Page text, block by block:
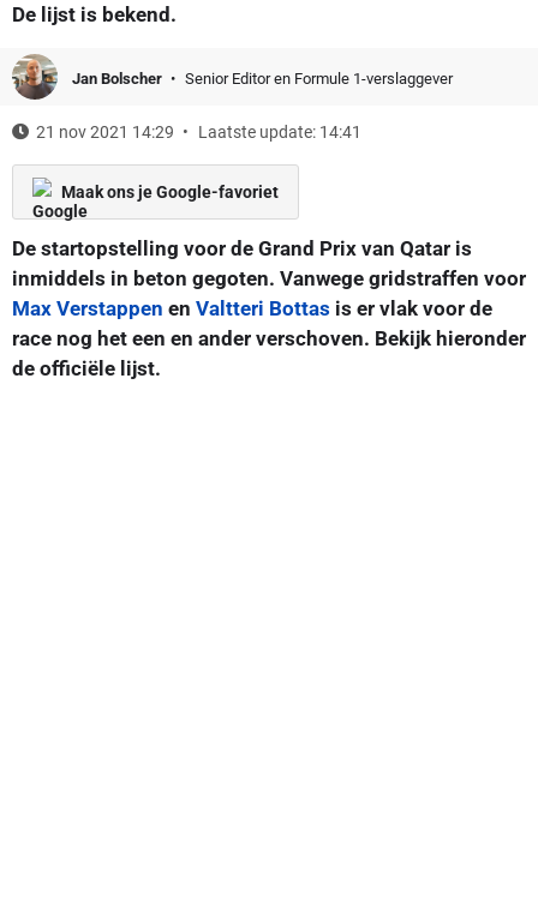
De lijst is bekend.
Jan Bolscher Senior Editor en Formule 1-verslaggever
21 nov 2021 14:29 Laatste update: 14:41
Maak ons je Google-favoriet
De startopstelling voor de Grand Prix van Qatar is
inmiddels in beton gegoten. Vanwege gridstraffen voor
Max Verstappen en Valtteri Bottas is er vlak voor de
race nog het een en ander verschoven. Bekijk hieronder
de officiële lijst.